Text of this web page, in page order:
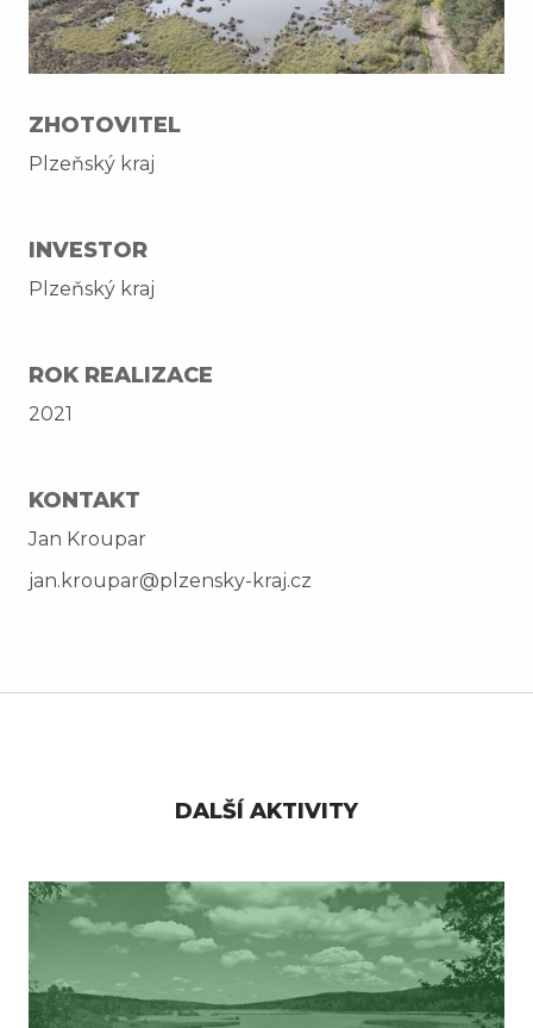
ZHOTOVITEL
Plzeňský kraj
INVESTOR
Plzeňský kraj
ROK REALIZACE
2021
KONTAKT
Jan Kroupar
jan.kroupar@plzensky-kraj.cz
DALŠÍ AKTIVITY